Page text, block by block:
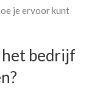
je ervoor kunt
het bedrijf